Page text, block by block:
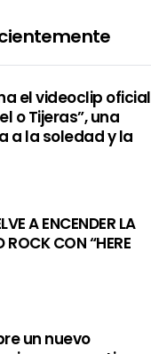
el videoclip oficial
o Tijeras”, una
a la soledad y la
A ENCENDER LA
ROCK CON “HERE
un nuevo